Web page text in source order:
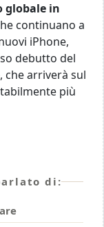
globale in
continuano a
iPhone,
debutto del
che arriverà sul
più
di: